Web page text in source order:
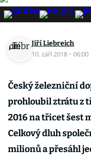
Jiří Liebreich
10. září 2018 · 06:00
Český železniční
prohloubil ztrátu z
2016 na třicet šest
Celkový dluh
milionů a přesáhl